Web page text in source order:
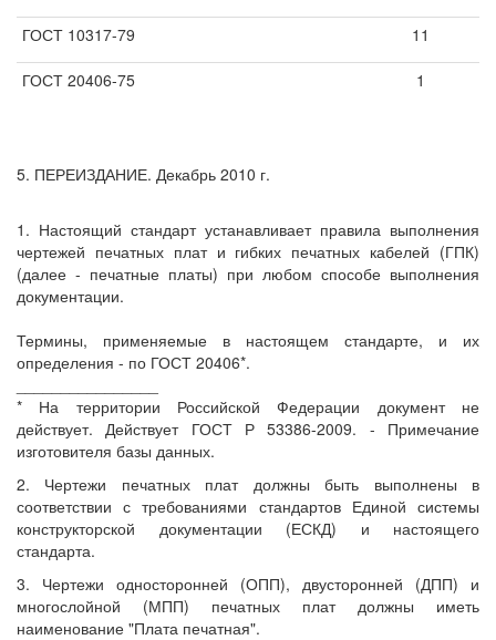
ГОСТ 10317-79 11
ГОСТ 20406-75 1
5. ПЕРЕИЗДАНИЕ. Декабрь 2010 г.
1. Настоящий стандарт устанавливает правила выполнения
чертежей печатных плат и гибких печатных кабелей (ГПК)
(далее - печатные платы) при любом способе выполнения
документации.
Термины, применяемые в настоящем стандарте, и их
определения - по ГОСТ 20406*.
* На территории Российской Федерации документ не
действует. Действует ГОСТ Р 53386-2009. - Примечание
изготовителя базы данных.
2. Чертежи печатных плат должны быть выполнены в
соответствии с требованиями стандартов Единой системы
конструкторской документации (ЕСКД) и настоящего
стандарта.
3. Чертежи односторонней (ОПП), двусторонней (ДПП) и
многослойной (МПП) печатных плат должны иметь
наименование "Плата печатная".